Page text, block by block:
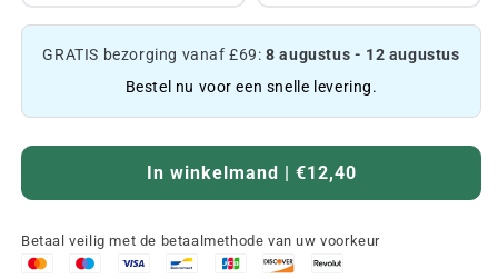
GRATIS bezorging vanaf £69:8 augustus - 12 augustus
Bestel nu voor een snelle levering.
In winkelmand | €12,40
Betaal veilig met de betaalmethode van uw voorkeur